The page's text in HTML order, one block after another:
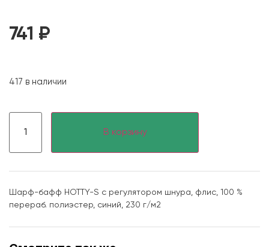
741 ₽
417 в наличии
В корзину
Шарф-бафф HOTTY-S с регулятором шнура, флис, 100 %
перераб. полиэстер, синий, 230 г/м2